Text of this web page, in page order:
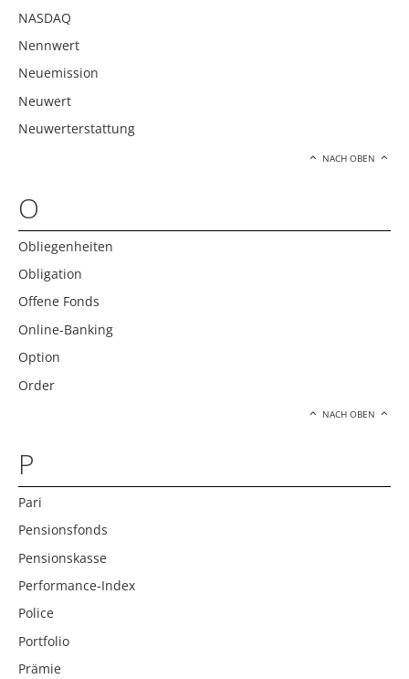
NASDAQ
Nennwert
Neuemission
Neuwert
Neuwerterstattung
NACH OBEN
O
Obliegenheiten
Obligation
Offene Fonds
Online-Banking
Option
Order
NACH OBEN
P
Pari
Pensionsfonds
Pensionskasse
Performance-Index
Police
Portfolio
Prämie